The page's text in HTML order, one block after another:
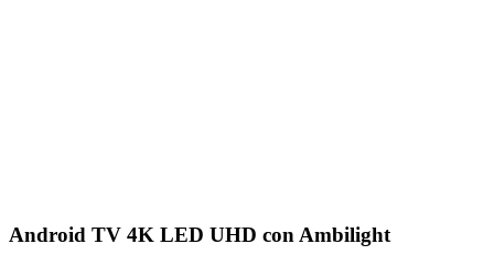
Android TV 4K LED UHD con Ambilight